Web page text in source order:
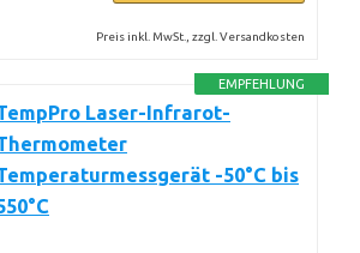
Preis inkl. MwSt., zzgl. Versandkosten
EMPFEHLUNG
Laser-Infrarot-
-50°C bis